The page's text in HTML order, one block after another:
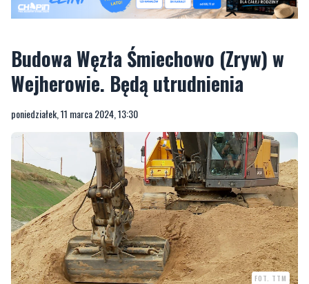
Budowa Węzła Śmiechowo (Zryw) w
Wejherowie. Będą utrudnienia
poniedziałek, 11 marca 2024, 13:30
FOT. TTM